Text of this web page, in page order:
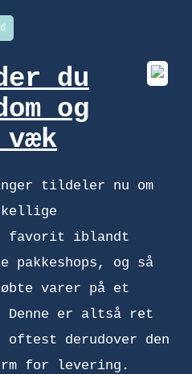
du
og
tildeler nu om
favorit iblandt
pakkeshops, og så
varer på et
er altså ret
oftest derudover den
for levering.